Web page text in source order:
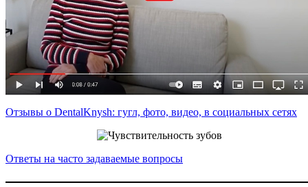
Отзывы о DentalKnysh: гугл, фото, видео, в социальных сетях
Ответы на часто задаваемые вопросы